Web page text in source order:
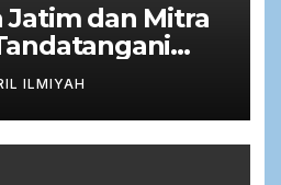
Jatim dan Mitra
ILMIYAH